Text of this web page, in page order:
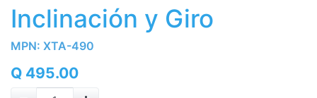
Inclinación y Giro
MPN: XTA-490
Q 495.00